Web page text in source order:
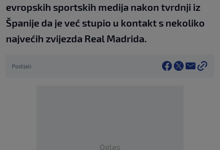
evropskih sportskih medija nakon tvrdnji iz
Španije da je već stupio u kontakt s nekoliko
najvećih zvijezda Real Madrida.
Podijeli
Oglas